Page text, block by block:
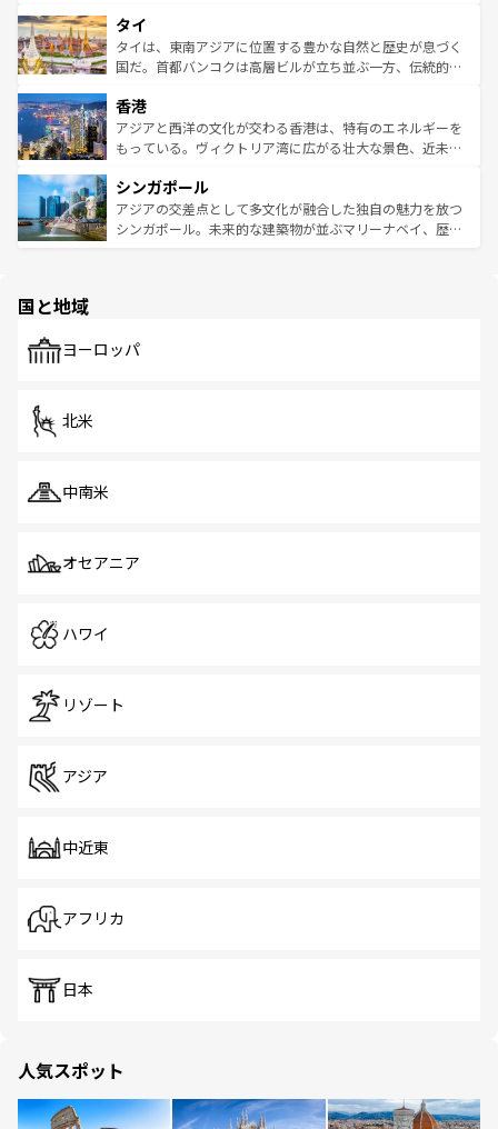
リティに包まれながら、韓国の多彩な魅力を心ゆくまで味
わってみてほしい。 なお、新着の韓国情報はコンテンツ一
覧を参照してほしい。
急速な発展と共に伝統が息づく。ハノイの古い町並みやホ
ーチミン市のフランス統治時代の建物も、独特の雰囲気を
醸し出している。また、バラエティの豊かさとおいしさで
とつ。フォーやバインミー、ベトナムコーヒーなどは、ぜ
ひ現地で味わいたい。どの地域を訪れてもあたたかい人々
が旅行者を迎えてくれるので、きっと忘れられない旅にな
参照してほしい。
タイ
タイは、東南アジアに位置する豊かな自然と歴史が息づく
国だ。首都バンコクは高層ビルが立ち並ぶ一方、伝統的な
の活気が交差している。北部ではチェンマイなどの山岳地
帯で自然と触れ合い、南部ではプーケットやクラビの美し
いビーチでリゾート気分を楽しむことができる。タイ料理
激する。気候は一年中温暖で、どの季節にも異なる楽しみ
が待っている。親しみやすいタイの人々、仏教を中心とし
た文化、そして多様な観光資源が、訪れる旅人を魅了し続
香港
アジアと西洋の文化が交わる香港は、特有のエネルギーを
もっている。ヴィクトリア湾に広がる壮大な景色、近未来
み、どこを訪れても感動するはず。観光スポットが密集し
ており、効率よく見どころを回れるのも魅力。息をのむよ
うな絶景から文化的な体験まで、香港を存分に楽しみ尽く
シンガポール
アジアの交差点として多文化が融合した独自の魅力を放つ
シンガポール。未来的な建築物が並ぶマリーナベイ、歴史
で、ホーカーズは地元の風情を楽しめる外せないスポット
国と地域
ヨーロッパ
北米
中南米
オセアニア
ハワイ
リゾート
アジア
中近東
アフリカ
日本
人気スポット